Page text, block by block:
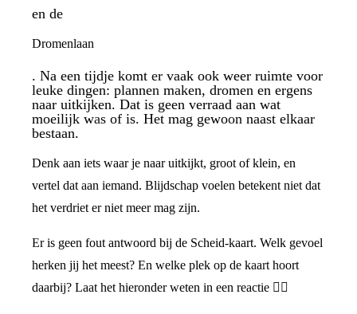
en de
Dromenlaan
. Na een tijdje komt er vaak ook weer ruimte voor
leuke dingen: plannen maken, dromen en ergens
naar uitkijken. Dat is geen verraad aan wat
moeilijk was of is. Het mag gewoon naast elkaar
bestaan.
Denk aan iets waar je naar uitkijkt, groot of klein, en
vertel dat aan iemand. Blijdschap voelen betekent niet dat
het verdriet er niet meer mag zijn.
Er is geen fout antwoord bij de Scheid-kaart. Welk gevoel
herken jij het meest? En welke plek op de kaart hoort
daarbij? Laat het hieronder weten in een reactie 👇🏼